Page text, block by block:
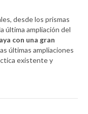
desde los prismas
última ampliación del
con una gran
últimas ampliaciones
existente y